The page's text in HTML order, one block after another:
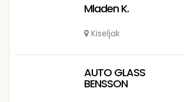
Mladen K.
Kiseljak
AUTO GLASS
BENSSON